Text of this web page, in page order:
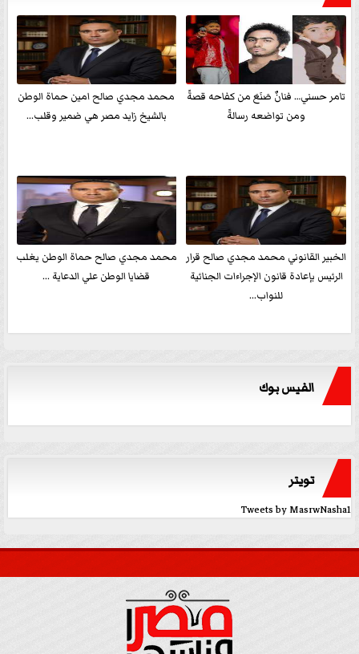
تامر حسني… فنانٌ صَنَعَ من كفاحه قصةً
ومن تواضعه رسالةً
محمد مجدي صالح امين حماة الوطن
بالشيخ زايد مصر هي ضمير وقلب...
الخبير القانوني محمد مجدي صالح قرار
الرئيس بإعادة قانون الإجراءات الجنائية
للنواب...
محمد مجدي صالح حماة الوطن يغلب
قضايا الوطن علي الدعاية ...
الفيس بوك
تويتر
Tweets by MasrwNasha1